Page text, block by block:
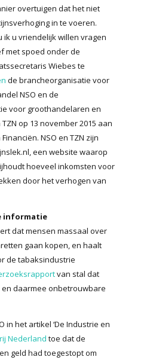
overtuigen dat het niet
in te voeren.
ik u vriendelijk willen vragen
met spoed onder de
Wiebes te
de brancheorganisatie voor
NSO en de
voor groothandelaren en
op 13 november 2015 aan
NSO en TZN zijn
een website waarop
hoeveel inkomsten voor
door het verhogen van
informatie
dat mensen massaal over
gaan kopen, en haalt
de tabaksindustrie
van stal dat
daarmee onbetrouwbare
in het artikel ‘De Industrie en
Nederland toe dat de
geld had toegestopt om